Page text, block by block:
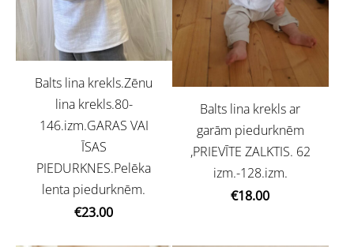
Balts lina krekls.Zēnu
lina krekls.80-
146.izm.GARAS VAI
ĪSAS
PIEDURKNES.Pelēka
lenta piedurknēm.
€23.00
Balts lina krekls ar
garām piedurknēm
,PRIEVĪTE ZALKTIS. 62
izm.-128.izm.
€18.00